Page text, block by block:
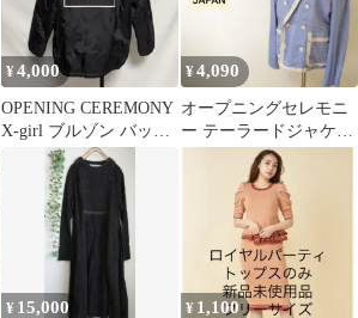
¥4,000
OPENING CEREMONY
X-girl ブルゾン バック
プリント
¥4,090
オープニングセレモニ
ー テーラードジャケッ
ト ダブル 綿ガーゼ ブ
ルー メンズS
¥ 15,000 ¥ 1,100